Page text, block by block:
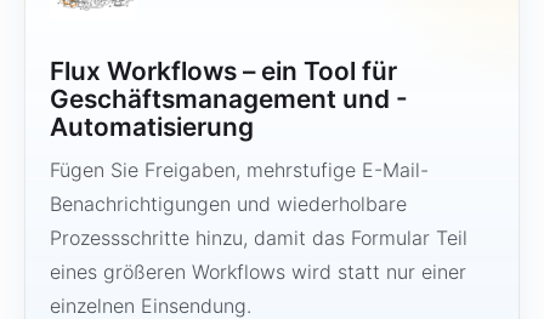
Flux Workflows – ein Tool für
Geschäftsmanagement und -
Automatisierung
Fügen Sie Freigaben, mehrstufige E-Mail-
Benachrichtigungen und wiederholbare
Prozessschritte hinzu, damit das Formular Teil
eines größeren Workflows wird statt nur einer
einzelnen Einsendung.